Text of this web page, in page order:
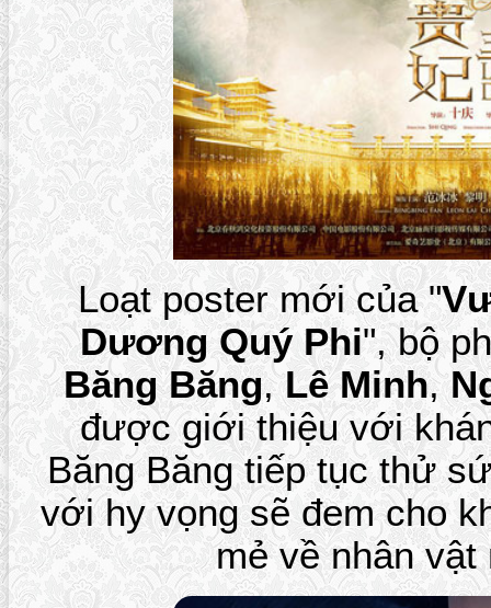
Loạt poster mới của "
Dương Quý Phi", bộ
Băng Băng,Lê Minh,
được giới thiệu với
Băng Băng tiếp tục thử
với hy vọng sẽ đem cho
mẻ về nhân